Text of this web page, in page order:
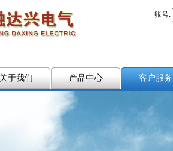
账号:
关于我们 产品中心 客户服务